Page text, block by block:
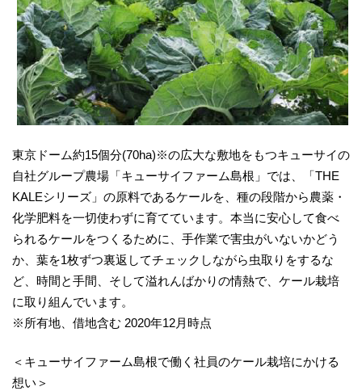
東京ドーム約15個分(70ha)※の広大な敷地をもつキューサイの
自社グループ農場「キューサイファーム島根」では、「THE
KALEシリーズ」の原料であるケールを、種の段階から農薬・
化学肥料を一切使わずに育てています。本当に安心して食べ
られるケールをつくるために、手作業で害虫がいないかどう
か、葉を1枚ずつ裏返してチェックしながら虫取りをするな
ど、時間と手間、そして溢れんばかりの情熱で、ケール栽培
に取り組んでいます。
※所有地、借地含む 2020年12月時点
＜キューサイファーム島根で働く社員のケール栽培にかける
想い＞